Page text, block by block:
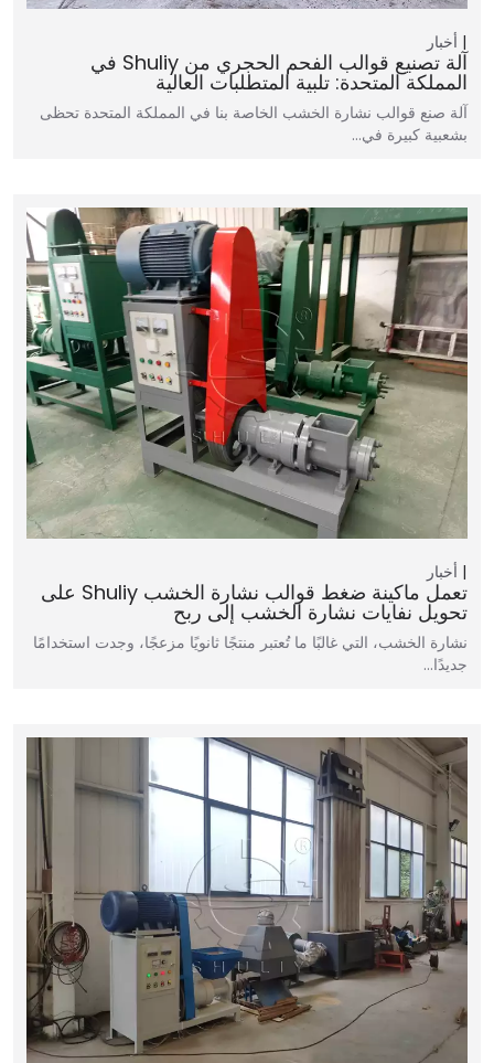
أخبار
آلة تصنيع قوالب الفحم الحجري من Shuliy في
المملكة المتحدة: تلبية المتطلبات العالية
آلة صنع قوالب نشارة الخشب الخاصة بنا في المملكة المتحدة تحظى
بشعبية كبيرة في…
أخبار
تعمل ماكينة ضغط قوالب نشارة الخشب Shuliy على
تحويل نفايات نشارة الخشب إلى ربح
نشارة الخشب، التي غالبًا ما تُعتبر منتجًا ثانويًا مزعجًا، وجدت استخدامًا
جديدًا…